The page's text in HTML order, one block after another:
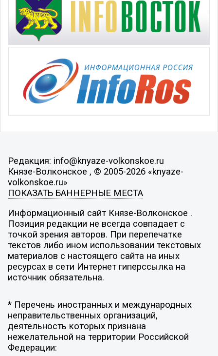
Редакция: info@knyaze-volkonskoe.ru
Князе-Волконское , © 2005-2026 «knyaze-
volkonskoe.ru»
ПОКАЗАТЬ БАННЕРНЫЕ МЕСТА
Информационный сайт Князе-Волконское .
Позиция редакции не всегда совпадает с
точкой зрения авторов. При перепечатке
текстов либо ином использовании текстовых
материалов с настоящего сайта на иных
ресурсах в сети Интернет гиперссылка на
источник обязательна.
* Перечень иностранных и международных
неправительственных организаций,
деятельность которых признана
нежелательной на территории Российской
Федерации: